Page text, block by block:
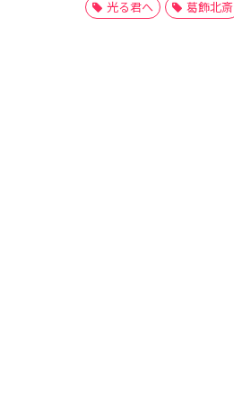
光る君へ 葛飾北斎